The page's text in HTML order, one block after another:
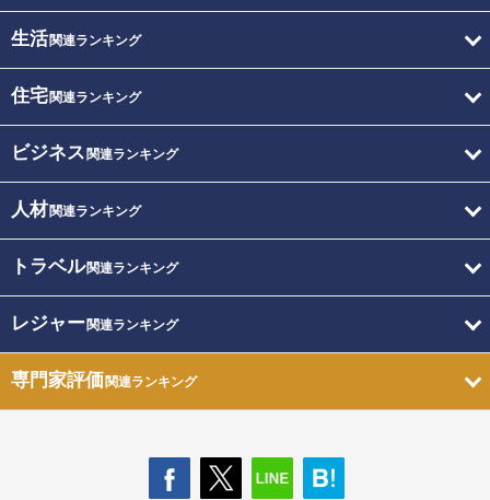
生活関連ランキング
住宅関連ランキング
ビジネス 関連ランキング
人材関連ランキング
トラベル関連ランキング
レジャー関連ランキング
専門家評価関連ランキング